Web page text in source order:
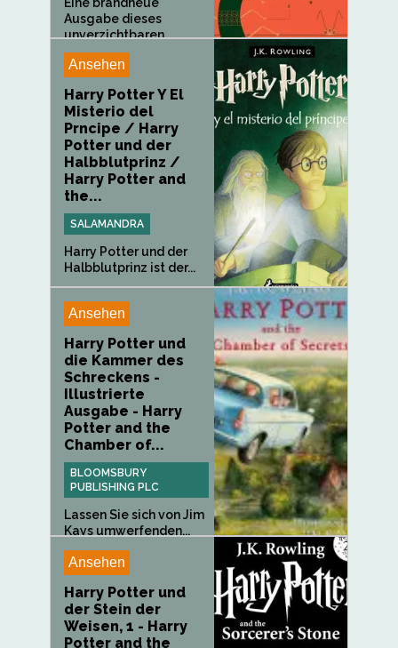
Ausgabe dieses
unverzichtbaren...
Ansehen
Harry Potter Y El
Misterio del
Prncipe / Harry
Potter und der
Halbblutprinz /
Harry Potter and
the...
SALAMANDRA
Harry Potter und der
Halbblutprinz ist der...
Ansehen
Harry Potter und
die Kammer des
Schreckens -
Illustrierte
Ausgabe - Harry
Potter and the
Chamber of...
BLOOMSBURY
PUBLISHING PLC
Lassen Sie sich von Jim
Kays umwerfenden...
Ansehen
Harry Potter und
der Stein der
Weisen, 1 - Harry
Potter and the